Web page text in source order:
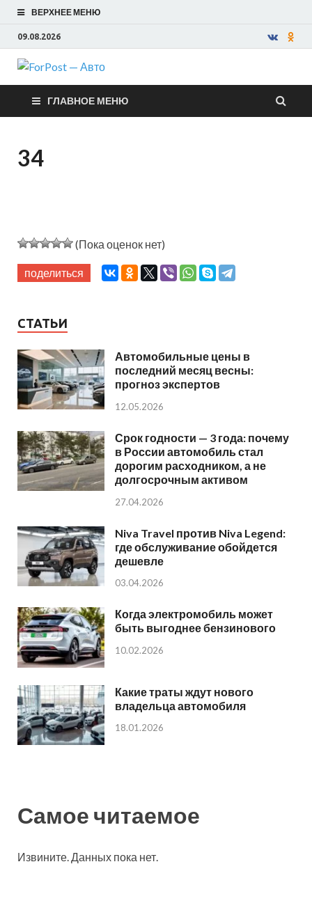
ВЕРХНЕЕ МЕНЮ
09.08.2026
ForPost —
Авто
ГЛАВНОЕ МЕНЮ
34
(Пока оценок нет)
поделиться
СТАТЬИ
Автомобильные цены в
последний месяц весны:
прогноз экспертов
12.05.2026
Срок годности — 3 года: почему
в России автомобиль стал
дорогим расходником, а не
долгосрочным активом
27.04.2026
Niva Travel против Niva Legend:
где обслуживание обойдется
дешевле
03.04.2026
Когда электромобиль может
быть выгоднее бензинового
10.02.2026
Какие траты ждут нового
владельца автомобиля
18.01.2026
Самое читаемое
Извините. Данных пока нет.